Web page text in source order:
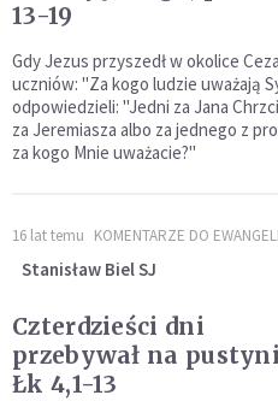
13-19
Gdy Jezus przyszedł w okolice
uczniów: "Za kogo ludzie uważają
odpowiedzieli: "Jedni za Jana
za Jeremiasza albo za jednego z
za kogo Mnie uważacie?"
16 lat temu KOMENTARZE DO
Stanisław Biel SJ
Czterdzieści dni
przebywał na
Łk 4,1-13